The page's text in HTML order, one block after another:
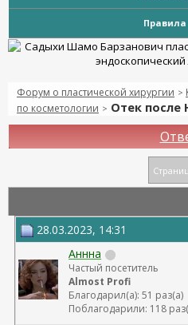
Правила
Форум о пластической хирургии >
по косметологии > Отек после
28.03.2023, 14:31
Аннна
Частый посетитель
Almost Profi
Благодарил(а): 51 раз(а)
Поблагодарили: 118